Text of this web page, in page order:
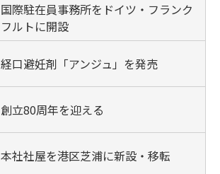
国際駐在員事務所をドイツ・フランク
フルトに開設
経口避妊剤「アンジュ」を発売
創立80周年を迎える
本社社屋を港区芝浦に新設・移転